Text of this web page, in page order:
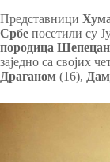
Представници
Србе посетили су
породица Шепецан
заједно са својих
Драганом (16),